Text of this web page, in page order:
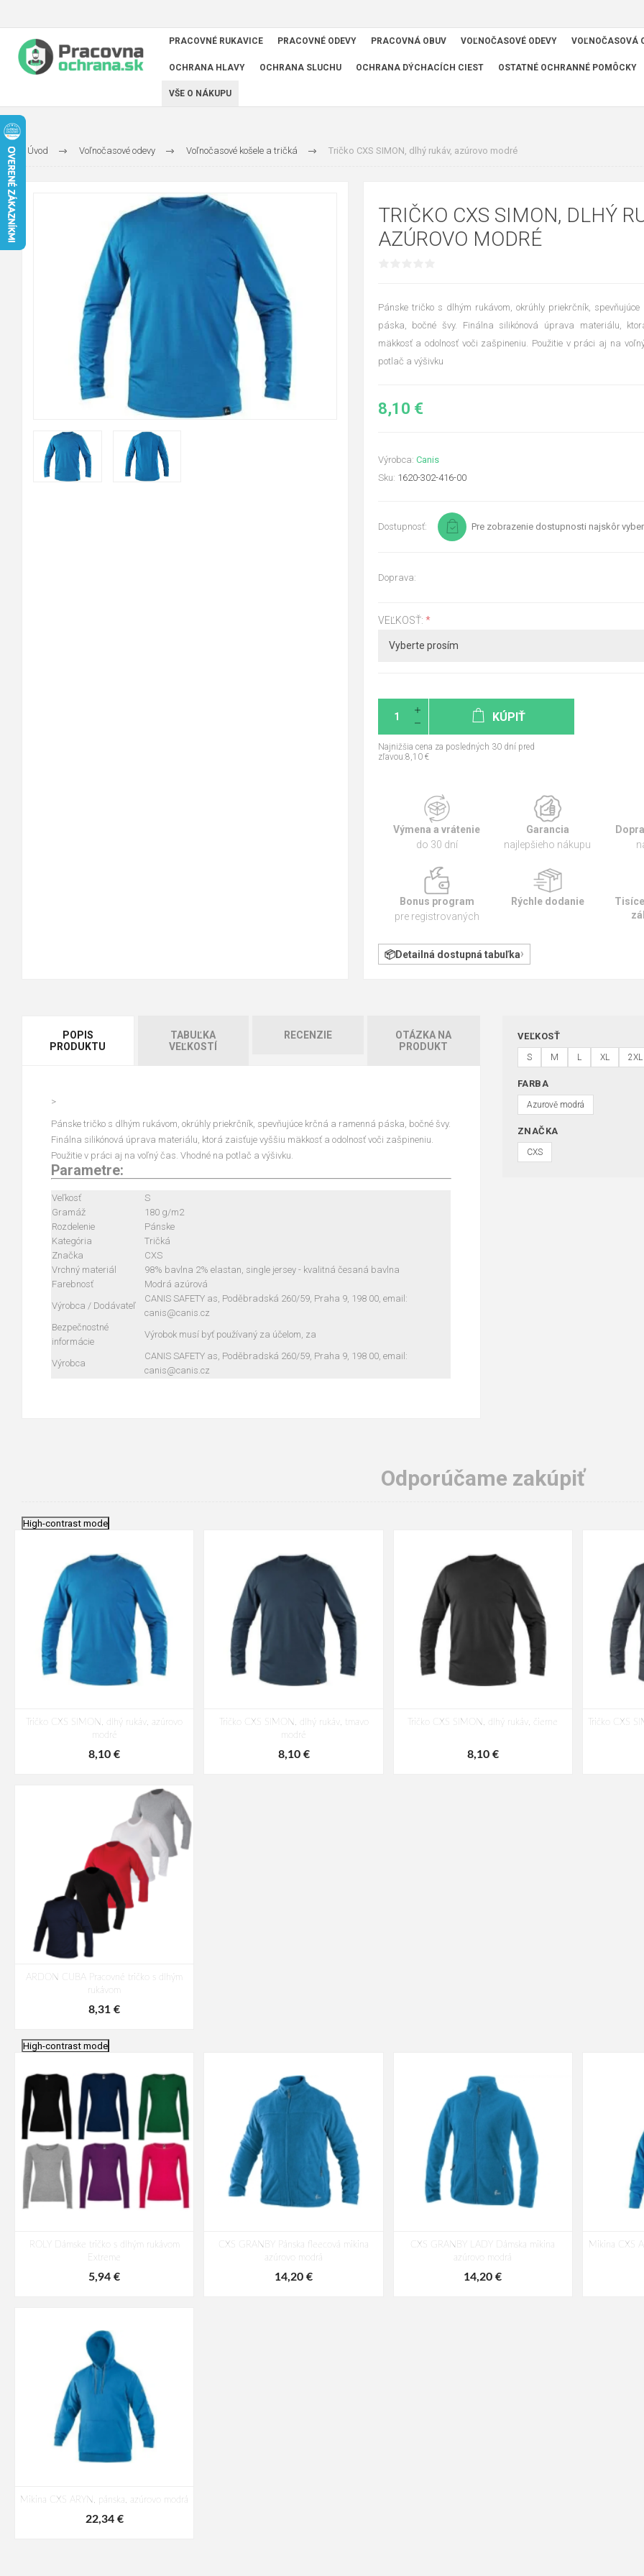
PRACOVNÉ RUKAVICE PRACOVNÉ ODEVY PRACOVNÁ OBUV VOĽNOČASOVÉ ODEVY VOĽNOČASOVÁ
OCHRANA HLAVY OCHRANA SLUCHU OCHRANA DÝCHACÍCH CIEST OSTATNÉ OCHRANNÉ POMÔCKY
VŠE O NÁKUPU
Úvod Voľnočasové odevy Voľnočasové košele a tričká Tričko CXS SIMON, dlhý rukáv, azúrovo modré
TRIČKO CXS SIMON, DLHÝ
AZÚROVO MODRÉ
Pánske tričko s dlhým rukávom, okrúhly priekrčník,
páska, bočné švy. Finálna silikónová úprava materiálu,
mäkkosť a odolnosť voči zašpineniu. Použitie v práci aj na
potlač a výšivku
8,10 €
Výrobca: Canis
Sku: 1620-302-416-00
Dostupnosť: Pre zobrazenie dostupnosti najskôr
Doprava:
VEĽKOSŤ: *
KÚPIŤ
Najnižšia cena za posledných 30 dní pred
zľavou:8,10 €
Výmena a vrátenie
do 30 dní
Garancia
najlepšieho nákupu
Bonus program
pre registrovaných
Rýchle dodanie
Detailná dostupná tabuľka
POPIS
PRODUKTU
TABUĽKA
VEĽKOSTÍ
RECENZIE
OTÁZKA NA
PRODUKT
>
Pánske tričko s dlhým rukávom, okrúhly priekrčník, spevňujúce krčná a ramenná páska, bočné švy.
Finálna silikónová úprava materiálu, ktorá zaisťuje vyššiu mäkkosť a odolnosť voči zašpineniu.
Použitie v práci aj na voľný čas. Vhodné na potlač a výšivku.
Parametre:
Veľkosť
S
Gramáž
180 g/m2
Rozdelenie
Pánske
Kategória
Tričká
Značka
CXS
Vrchný materiál
98% bavlna 2% elastan, single jersey - kvalitná česaná bavlna
Farebnosť
Modrá azúrová
Výrobca / Dodávateľ
CANIS SAFETY as, Poděbradská 260/59, Praha 9, 198 00, email:
canis@canis.cz
Bezpečnostné
informácie
Výrobok musí byť používaný za účelom, za
Výrobca
CANIS SAFETY as, Poděbradská 260/59, Praha 9, 198 00, email:
canis@canis.cz
VEĽKOSŤ
S M L XL 2XL
FARBA
Azurově modrá
ZNAČKA
CXS
Odporúčame zakúpiť
High-contrast mode
Tričko CXS SIMON, dlhý rukáv, azúrovo
modré
8,10 €
Tričko CXS SIMON, dlhý rukáv, tmavo
modré
8,10 €
Tričko CXS SIMON, dlhý rukáv, čierne
8,10 €
Tričko CXS
ARDON CUBA Pracovné tričko s dlhým
rukávom
8,31 €
High-contrast mode
ROLY Dámske tričko s dlhým rukávom
Extreme
5,94 €
CXS GRANBY Pánska fleecová mikina
azúrovo modrá
14,20 €
CXS GRANBY LADY Dámska mikina
azúrovo modrá
14,20 €
Mikina CXS
Mikina CXS ARYN, pánska, azúrovo modrá
22,34 €